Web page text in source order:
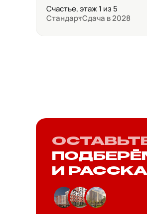
Счастье, этаж 1 из 5
СтандартСдача в 2028
И